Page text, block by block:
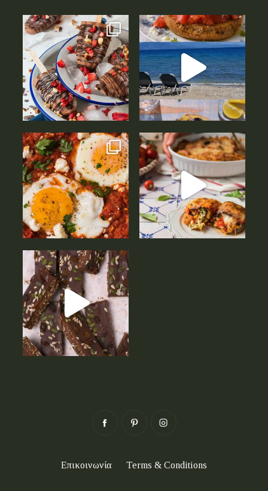
Επικοινωνία Terms & Conditions